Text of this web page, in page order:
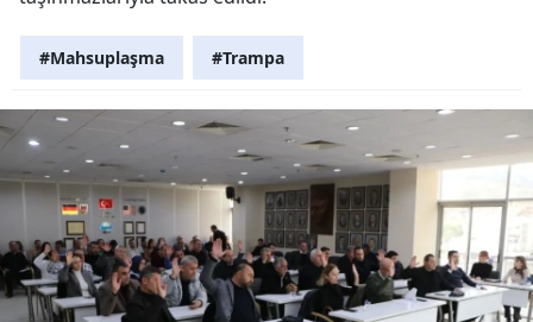
#Mahsuplaşma #Trampa